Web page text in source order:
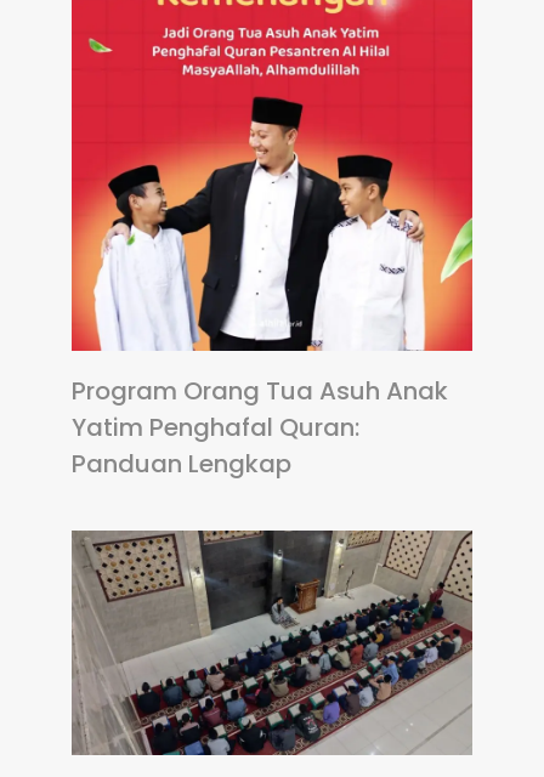
Program Orang Tua Asuh Anak
Yatim Penghafal Quran:
Panduan Lengkap